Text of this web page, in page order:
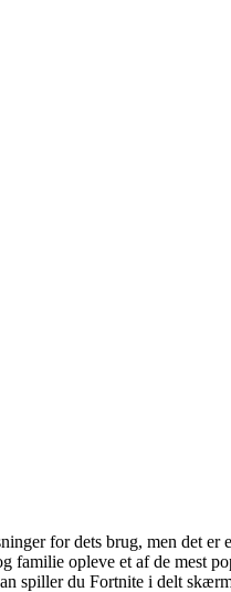
for dets brug, men det er
familie opleve et af de mest
spiller du Fortnite i delt